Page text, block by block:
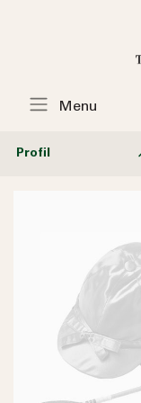
Menu
Profil